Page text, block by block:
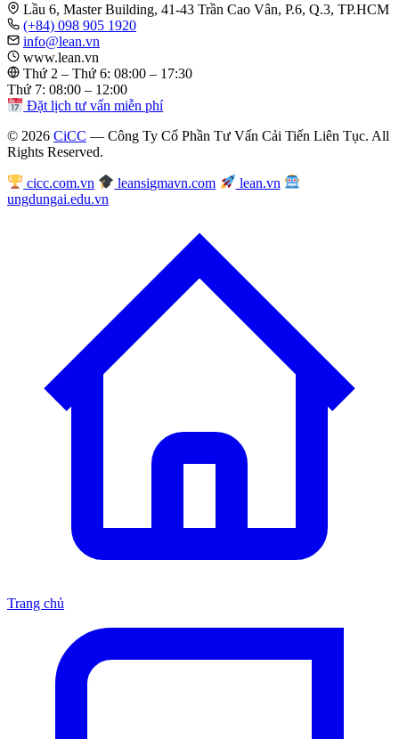
Lầu 6, Master Building, 41-43 Trần Cao Vân, P.6, Q.3, TP.HCM
(+84) 098 905 1920
info@lean.vn
www.lean.vn
Thứ 2 – Thứ 6: 08:00 – 17:30
Thứ 7: 08:00 – 12:00
Đặt lịch tư vấn miễn phí
© 2026 CiCC — Công Ty Cổ Phần Tư Vấn Cải Tiến Liên Tục. All
Rights Reserved.
cicc.com.vn leansigmavn.com
lean.vn
ungdungai.edu.vn
Trang chủ